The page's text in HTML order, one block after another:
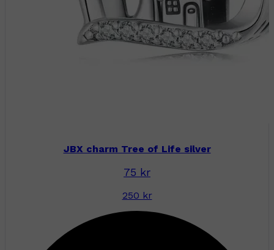
JBX charm Tree of Life silver
75 kr
250 kr